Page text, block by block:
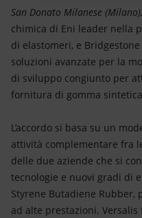
Energia accessibile
Innovazione
Scenari energetici
San Donato Milanese
chimica di Eni leader nella
di elastomeri, e
soluzioni avanzate per la
di sviluppo congiunto per
fornitura di gomma
L’accordo si basa su un
attività complementare fra
delle due aziende che si
tecnologie e nuovi gradi di
Styrene Butadiene
ad alte prestazioni.